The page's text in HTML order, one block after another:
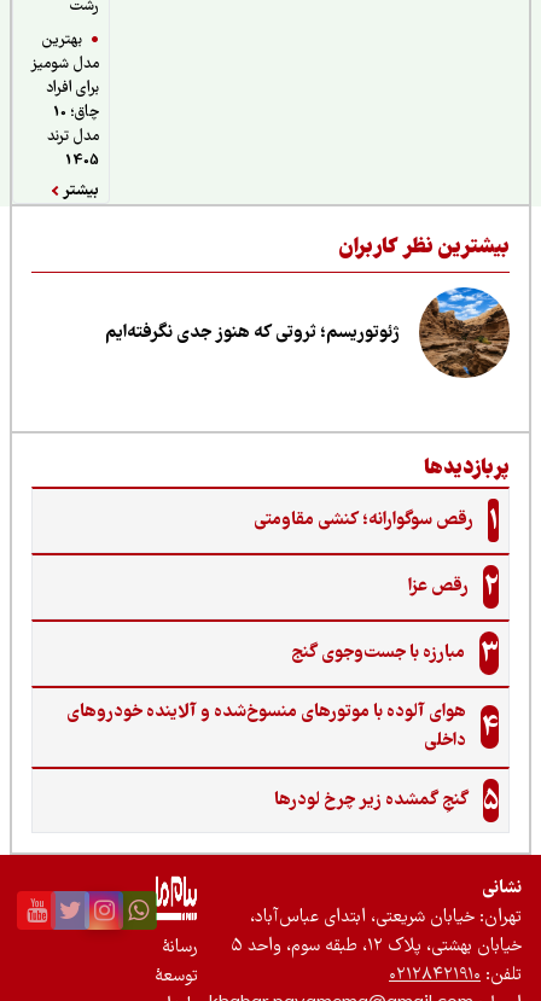
بهترین
مدل شومیز
برای افراد
چاق؛ 10
مدل ترند
نظر کاربران
ژئوتوریسم؛ ثروتی که هنوز جدی نگرفته‌ایم
رقص سوگوارانه؛ کنشی مقاومتی
رقص عزا
مبارزه با جست‌وجوی گنج‌
هوای آلوده با موتورهای منسوخ‌شده و آلاینده خودروهای
داخلی
گنجِ گمشده زیر چرخ لودرها
خیابان شریعتی، ابتدای عباس‌آباد،
بهشتی، پلاک ۱۲، طبقه سوم، واحد ۵
۰۲۱۲۸۴۲۱۹۱۰
رسانۀ
توسعۀ